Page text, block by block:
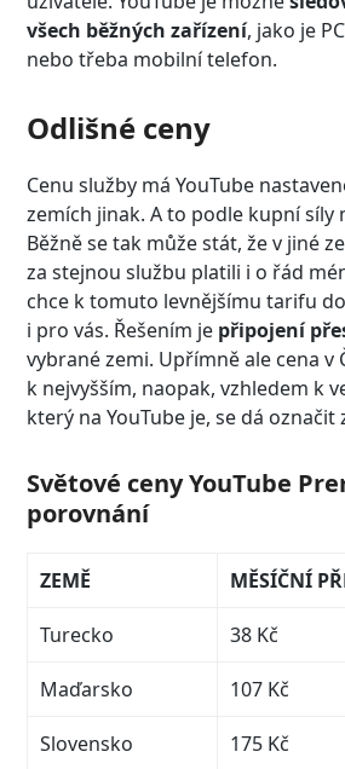
všech běžných zařízení, jako je
nebo třeba mobilní telefon.
Odlišné ceny
Cenu služby má YouTube
zemích jinak. A to podle kupní
Běžně se tak může stát, že v jiné
za stejnou službu platili i o řád
chce k tomuto levnějšímu tarifu
i pro vás. Řešením je připojení
vybrané zemi. Upřímně ale cena v
k nejvyšším, naopak, vzhledem k
který na YouTube je, se dá
Světové ceny YouTube
porovnání
ZEMĚ MĚSÍČNÍ
Turecko 38 Kč
Maďarsko 107 Kč
Slovensko 175 Kč